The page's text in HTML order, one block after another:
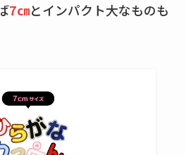
こ？楽天・amazonで
の料金は？セール・
半額になるのはい
つ？激安販売店・通
7㎝とインパクト大なものも